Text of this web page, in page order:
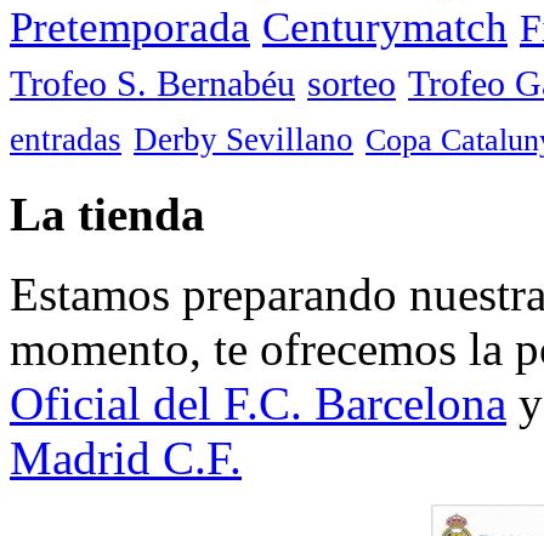
Pretemporada Centurymatch
Trofeo S. Bernabéu sorteo Trofeo
entradas Derby Sevillano Copa
La tienda
Estamos preparando
momento, te ofrecemos la
Oficial del F.C. Barcelona
Madrid C.F.